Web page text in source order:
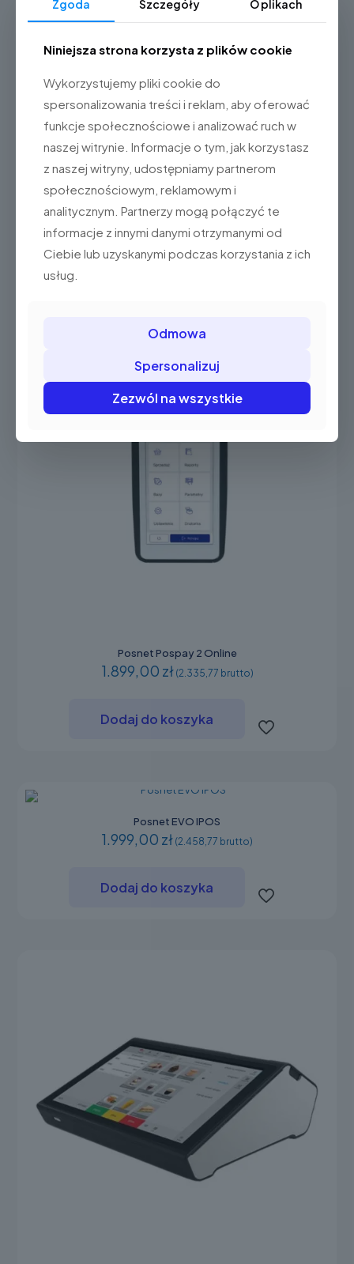
Elzab K2 PAY Online
1.699,00 zł (2.089,77 brutto)
Dodaj do koszyka
Posnet Pospay 2 Online
1.899,00 zł (2.335,77 brutto)
Dodaj do koszyka
Posnet EVO IPOS
1.999,00 zł (2.458,77 brutto)
Dodaj do koszyka
Zgoda Szczegóły O plikach
Niniejsza strona korzysta z plików cookie
Wykorzystujemy pliki cookie do
spersonalizowania treści i reklam, aby oferować
funkcje społecznościowe i analizować ruch w
naszej witrynie. Informacje o tym, jak korzystasz
z naszej witryny, udostępniamy partnerom
społecznościowym, reklamowym i
analitycznym. Partnerzy mogą połączyć te
informacje z innymi danymi otrzymanymi od
Ciebie lub uzyskanymi podczas korzystania z ich
usług.
Odmowa
Spersonalizuj
Zezwól na wszystkie